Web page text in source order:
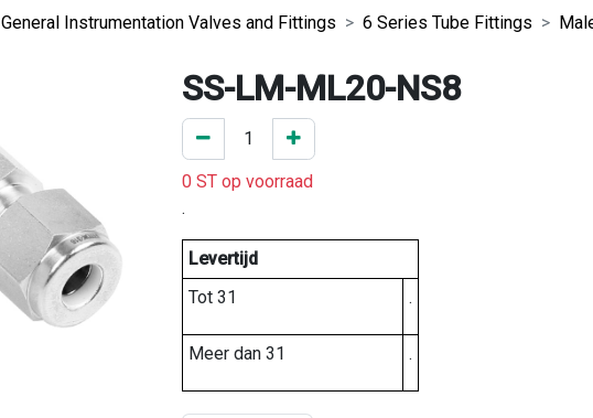
General Instrumentation Valves and Fittings 6 Series Tube Fittings
SS-LM-ML20-NS8
0 ST op voorraad
.
Levertijd
Tot 31
.
Meer dan 31 .